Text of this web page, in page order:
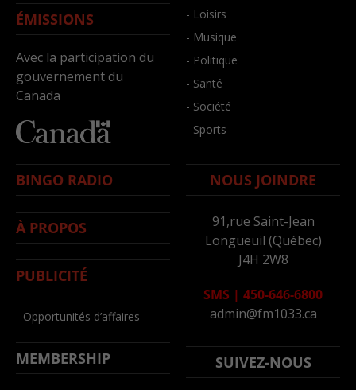
ÉMISSIONS
Avec la participation du
gouvernement du
Canada
- Loisirs
- Musique
- Politique
- Santé
- Société
- Sports
BINGO RADIO
À PROPOS
PUBLICITÉ
- Opportunités d’affaires
MEMBERSHIP
NOUS JOINDRE
91,rue Saint-Jean
Longueuil (Québec)
J4H 2W8
SMS | 450-646-6800
admin@fm1033.ca
SUIVEZ-NOUS